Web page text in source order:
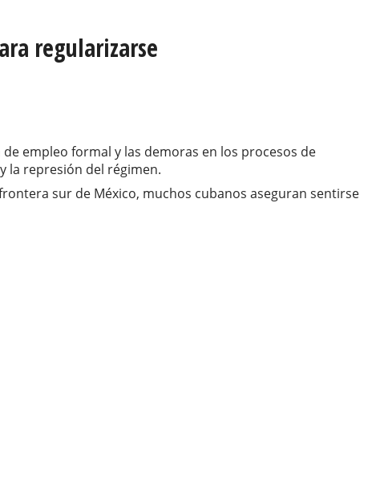
regularizarse
empleo formal y las demoras en los procesos de
la represión del régimen.
sur de México, muchos cubanos aseguran sentirse